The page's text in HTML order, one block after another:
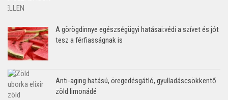
A görögdinnye egészségügyi hatásai:védi a szívet és jót
tesz a férfiasságnak is
Anti-aging hatású, öregedésgátló, gyulladáscsökkentő
zöld limonádé